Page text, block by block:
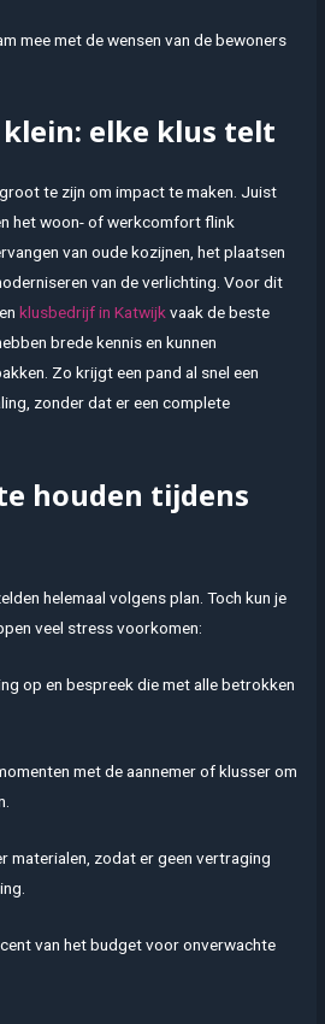
mee met de wensen van de bewoners
elke klus telt
te zijn om impact te maken. Juist
het woon- of werkcomfort flink
van oude kozijnen, het plaatsen
van de verlichting. Voor dit
klusbedrijf in Katwijkvaak de beste
brede kennis en kunnen
Zo krijgt een pand al snel een
zonder dat er een complete
houden tijdens
helemaal volgens plan. Toch kun je
veel stress voorkomen:
op en bespreek die met alle betrokken
met de aannemer of klusser om
materialen, zodat er geen vertraging
van het budget voor onverwachte